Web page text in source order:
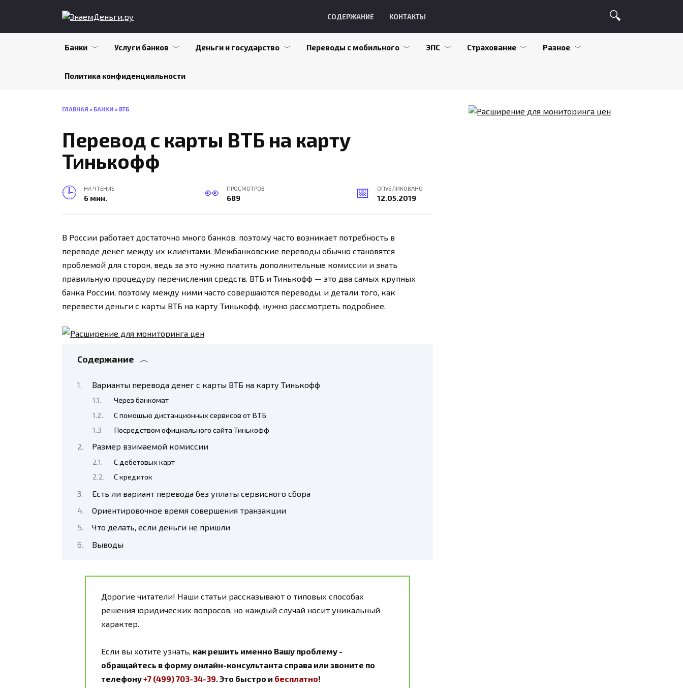
СОДЕРЖАНИЕ КОНТАКТЫ
Банки Услуги банков Деньги и государство Переводы с мобильного ЭПС Страхование Разное
Политика конфиденциальности
ГЛАВНАЯ » БАНКИ » ВТБ
Перевод с карты ВТБ на карту
Тинькофф
НА ЧТЕНИЕ
6 мин.
ПРОСМОТРОВ
689
ОПУБЛИКОВАНО
12.05.2019
В России работает достаточно много банков, поэтому часто возникает потребность в
переводе денег между их клиентами. Межбанковские переводы обычно становятся
проблемой для сторон, ведь за это нужно платить дополнительные комиссии и знать
правильную процедуру перечисления средств. ВТБ и Тинькофф — это два самых крупных
банка России, поэтому между ними часто совершаются переводы, и детали того, как
перевести деньги с карты ВТБ на карту Тинькофф, нужно рассмотреть подробнее.
Содержание
Варианты перевода денег с карты ВТБ на карту Тинькофф
Через банкомат
С помощью дистанционных сервисов от ВТБ
Посредством официального сайта Тинькофф
Размер взимаемой комиссии
С дебетовых карт
С кредиток
Есть ли вариант перевода без уплаты сервисного сбора
Ориентировочное время совершения транзакции
Что делать, если деньги не пришли
Выводы
Дорогие читатели! Наши статьи рассказывают о типовых способах
решения юридических вопросов, но каждый случай носит уникальный
характер.
Если вы хотите узнать, как решить именно Вашу проблему -
обращайтесь в форму онлайн-консультанта справа или звоните по
телефону+7 (499) 703-34-39. Это быстро и бесплатно!